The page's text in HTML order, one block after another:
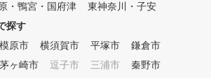
・鴨宮・国府津
東神奈川・子安
探す
原市 横須賀市 平塚市
鎌倉市
茅ヶ崎市 逗子市 三浦市
秦野市